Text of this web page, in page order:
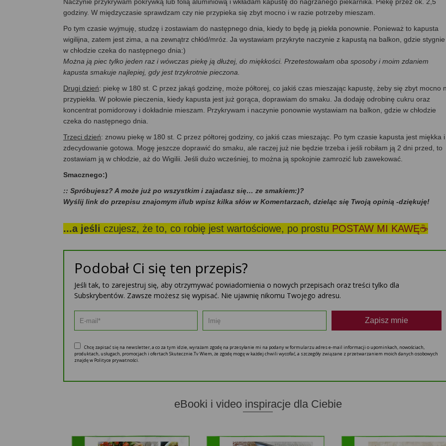
godziny. W międzyczasie sprawdzam czy nie przypieka się zbyt mocno i w razie potrzeby mieszam.
Po tym czasie wyjmuję, studzę i zostawiam do następnego dnia, kiedy to będę ją piekła ponownie. Ponieważ to kapusta
wigilijna, zatem jest zima, a na zewnątrz chłód/mróz. Ja wystawiam przykryte naczynie z kapustą na balkon, gdzie stygnie
w chłodzie czeka do następnego dnia:)
Można ją piec tylko jeden raz i wówczas piekę ją dłużej, do miękkości. Przetestowałam oba sposoby i moim zdaniem
kapusta smakuje najlepiej, gdy jest trzykrotnie pieczona.
Drugi dzień: piekę w 180 st. C przez jakąś godzinę, może półtorej, co jakiś czas mieszając kapustę, żeby się zbyt mocno
przypiekła. W połowie pieczenia, kiedy kapusta jest już gorąca, doprawiam do smaku. Ja dodaję odrobinę cukru oraz
koncentrat pomidorowy i dokładnie mieszam. Przykrywam i naczynie ponownie wystawiam na balkon, gdzie w chłodzie
czeka do następnego dnia.
Trzeci dzień: znowu piekę w 180 st. C przez półtorej godziny, co jakiś czas mieszając. Po tym czasie kapusta jest miękka i
zdecydowanie gotowa. Mogę jeszcze doprawić do smaku, ale raczej już nie będzie trzeba i jeśli robiłam ją 2 dni przed, to
zostawiam ją w chłodzie, aż do Wigilii. Jeśli dużo wcześniej, to można ją spokojnie zamrozić lub zawekować.
Smacznego:)
:: Spróbujesz? A może już po wszystkim i zajadasz się… ze smakiem:)?
Wyślij link do przepisu znajomym i/lub wpisz kilka słów w Komentarzach, dzieląc się Twoją opinią -dziękuję!
...a jeśli czujesz, że to, co robię jest wartościowe, po prostu POSTAW MI KAWĘ☕
Podobał Ci się ten przepis?
Jeśli tak, to zarejestruj się, aby otrzymywać powiadomienia o nowych przepisach oraz treści tylko dla
Subskrybentów. Zawsze możesz się wypisać. Nie ujawnię nikomu Twojego adresu.
Zapisz mnie
Chcę zapisać się na newsletter, a co za tym idzie, wyrażam zgodę na przesyłanie mi na podany w formularzu adres e-mail informacji o upominkach, nowościach,
produktach, usługach, promocjach i ofertach Skutecznie.Tv Wiem, że zgodę mogę w każdej chwili wycofać, a szczegóły związane z przetwarzaniem moich danych osobowych
znajdę w Polityce prywatności.
eBooki i video inspiracje dla Ciebie